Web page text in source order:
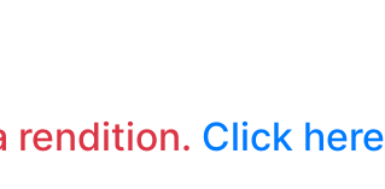
rendition. Click here